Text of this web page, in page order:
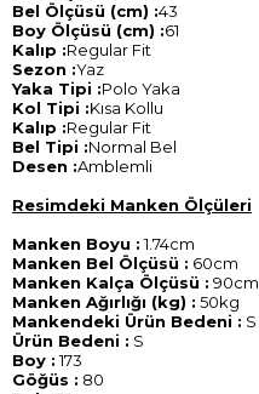
Bel Ölçüsü (cm) :43
Boy Ölçüsü (cm) :61
Kalıp :Regular Fit
Sezon :Yaz
Yaka Tipi :Polo Yaka
Kol Tipi :Kısa Kollu
Kalıp :Regular Fit
Bel Tipi :Normal Bel
Desen :Amblemli
Resimdeki Manken Ölçüleri
Manken Boyu :1.74cm
Manken Bel Ölçüsü : 60cm
Manken Kalça Ölçüsü : 90cm
Manken Ağırlığı (kg) : 50kg
Mankendeki Ürün Bedeni : S
Ürün Bedeni : S
Boy :173
Göğüs : 80